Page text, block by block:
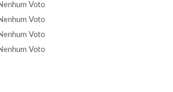
Voto
Voto
Voto
Voto